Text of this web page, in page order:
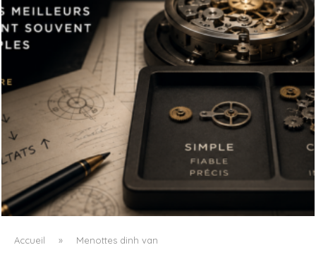
L’OBSESSION DES AGENTS IA MASQUE SOUVENT LE VRAI
Accueil » Menottes dinh van